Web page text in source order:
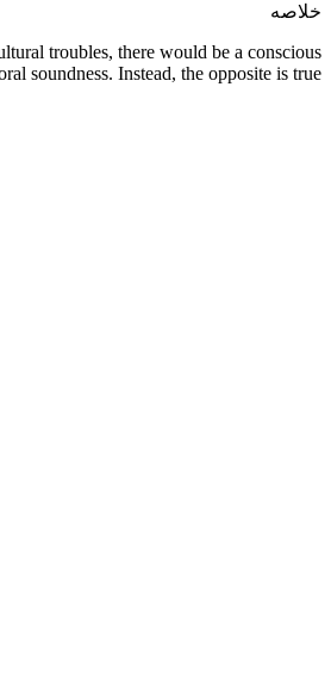
خلاصه
troubles, there would be a conscious
soundness. Instead, the opposite is true.